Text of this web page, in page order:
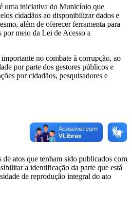
uma iniciativa do Municíoio que
cidadãos ao disponibilizar dados e
além de oferecer ferramenta para
por meio da Lei de Acesso a
no combate à corrupção, ao
por parte dos gestores públicos e
por cidadãos, pesquisadores e
atos que tenham sido publicados com
a identificação da parte que está
de reprodução integral do ato